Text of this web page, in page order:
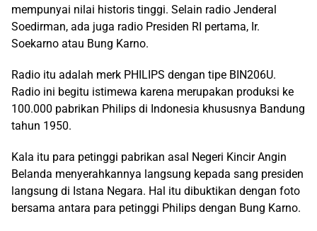
mempunyai nilai historis tinggi. Selain radio Jenderal
Soedirman, ada juga radio Presiden RI pertama, Ir.
Soekarno atau Bung Karno.
Radio itu adalah merk PHILIPS dengan tipe BIN206U.
Radio ini begitu istimewa karena merupakan produksi ke
100.000 pabrikan Philips di Indonesia khususnya Bandung
tahun 1950.
Kala itu para petinggi pabrikan asal Negeri Kincir Angin
Belanda menyerahkannya langsung kepada sang presiden
langsung di Istana Negara. Hal itu dibuktikan dengan foto
bersama antara para petinggi Philips dengan Bung Karno.